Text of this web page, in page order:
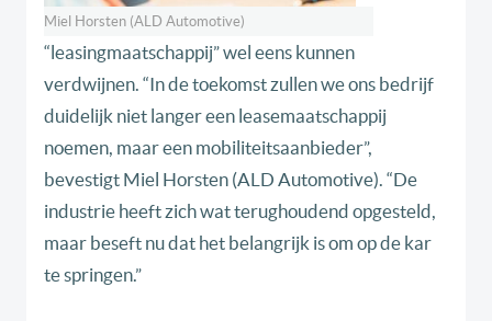
Miel Horsten (ALD Automotive)
“leasingmaatschappij” wel eens kunnen
verdwijnen. “In de toekomst zullen we ons bedrijf
duidelijk niet langer een leasemaatschappij
noemen, maar een mobiliteitsaanbieder”,
bevestigt Miel Horsten (ALD Automotive). “De
industrie heeft zich wat terughoudend opgesteld,
maar beseft nu dat het belangrijk is om op de kar
te springen.”